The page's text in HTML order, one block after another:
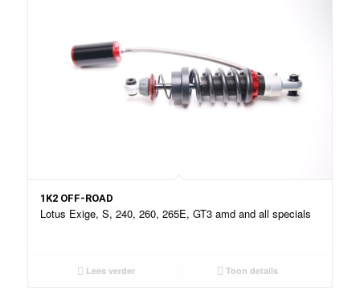
1K2 OFF-ROAD
Lotus Exige, S, 240, 260, 265E, GT3 amd and all specials
Lees verder Toon details